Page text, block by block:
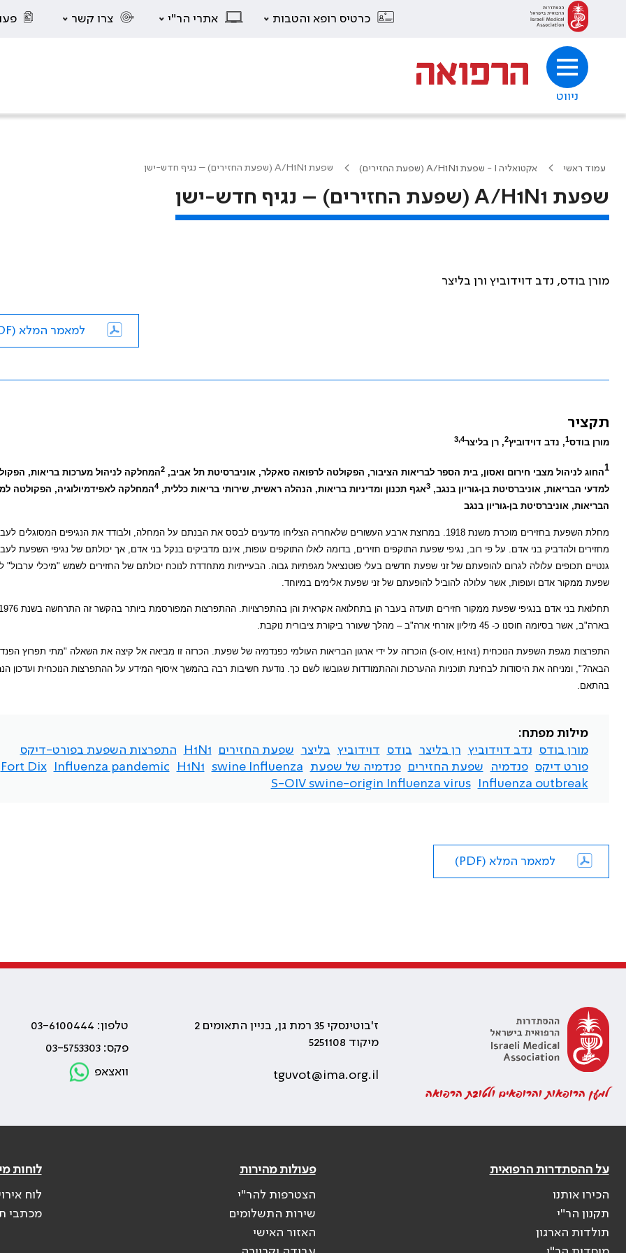
כרטיס רופא והטבות אתרי הר"י צרו קשר
ניווט
עמוד ראשי אקטואליה I - שפעת A/H1N1 (שפעת החזירים) שפעת A/H1N1 (שפעת החזירים) – נגיף חדש-ישן
שפעת A/H1N1 (שפעת החזירים) – נגיף חדש-ישן
מורן בודס, נדב דוידוביץ ורן בליצר
למאמר המלא (PDF)
תקציר
מורן בודס1, נדב דוידוביץ2, רן בליצר3,4
1החוג לניהול מצבי חירום ואסון, בית הספר לבריאות הציבור, הפקולטה לרפואה סאקלר, אוניברסיטת תל אביב,2המחלקה לניהול מערכות בריאות,
למדעי הבריאות, אוניברסיטת בן-גוריון בנגב,3אגף תכנון ומדיניות בריאות, הנהלה ראשית, שירותי בריאות כללית,4המחלקה לאפידמיולוגיה, הפקולטה
הבריאות, אוניברסיטת בן-גוריון בנגב
מחלת השפעת בחזירים מוכרת משנת 1918. במרוצת ארבע העשורים שלאחריה הצליחו מדענים לבסס את הבנתם על המחלה, ולבודד את הנגיפים המסוגלים
מחזירים ולהדביק בני אדם. על פי רוב, נגיפי שפעת התוקפים חזירים, בדומה לאלו התוקפים עופות, אינם מדביקים בנקל בני אדם, אך יכולתם של נגיפי השפעת
גנטיים תכופים עלולה לגרום להופעתם של זני שפעת חדשים בעלי פוטנציאל מגפתיות גבוה. הבעייתיות מתחדדת לנוכח יכולתם של החזירים לשמש "מיכלי ערבול"
שפעת ממקור אדם ועופות, אשר עלולה להוביל להופעתם של זני שפעת אלימים במיוחד.
תחלואת בני אדם בנגיפי שפעת ממקור חזירים תועדה בעבר הן בתחלואה אקראית והן בהתפרצויות. ההתפרצות המפורסמת ביותר בהקשר זה התרחשה בשנת 1976
בארה"ב, אשר בסיומה חוסנו כ- 45 מיליון אזרחי ארה"ב – מהלך שעורר ביקורת ציבורית נוקבת.
התפרצות מגפת השפעת הנוכחית (S-OIV, H1N1) הוכרזה על ידי ארגון הבריאות העולמי כפנדמיה של שפעת. הכרזה זו מביאה אל קיצה את השאלה "מתי תפרוץ
הבאה?", ומניחה את היסודות לבחינת תוכניות ההערכות וההתמודדות שגובשו לשם כך. נודעת חשיבות רבה בהמשך איסוף המידע על ההתפרצות הנוכחית ועדכון
בהתאם.
מילות מפתח:
מורן בודס
נדב דוידוביץ רן בליצר בודס דוידוביץ בליצר שפעת החזירים H1N1
התפרצות השפעת בפורט-דיקס
פורט דיקס
פנדמיה שפעת החזירים פנדמיה של שפעת swine Influenza
H1N1
Influenza pandemic
Fort Dix
Influenza outbreak
S-OIV swine-origin Influenza virus
למאמר המלא (PDF)
למען הרופאות והרופאים ולטובת הרפואה
ז'בוטינסקי 35 רמת גן, בניין התאומים 2
מיקוד 5251108
tguvot@ima.org.il
טלפון: 03-6100444
פקס: 03-5753303
וואצאפ
על ההסתדרות הרפואית
הכירו אותנו
תקנון הר"י
תולדות הארגון
פעולות מהירות
הצטרפות להר"י
שירות התשלומים
האזור האישי
לוחות
לוח
מכתבי